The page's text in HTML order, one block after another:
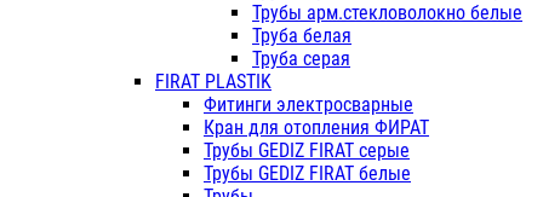
Трубы арм.стекловолокно белые
Труба белая
Труба серая
FIRAT PLASTIK
Фитинги электросварные
Кран для отопления ФИРАТ
Трубы GEDIZ FIRAT серые
Трубы GEDIZ FIRAT белые